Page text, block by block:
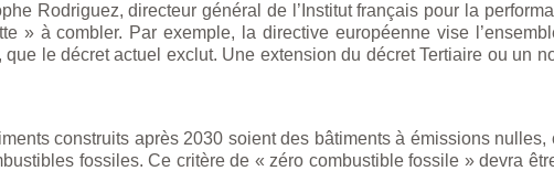
Rodriguez, directeur général de l’Institut français pour la
» à combler. Par exemple, la directive européenne vise
le décret actuel exclut. Une extension du décret Tertiaire ou un
construits après 2030 soient des bâtiments à émissions nulles,
fossiles. Ce critère de « zéro combustible fossile » devra